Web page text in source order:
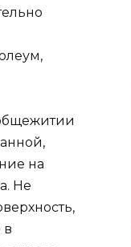
на
Не
в